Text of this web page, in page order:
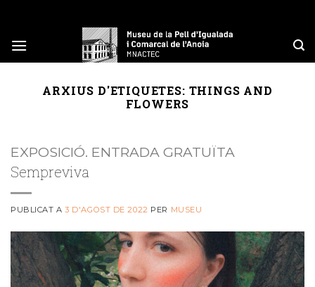
content
ARXIUS D'ETIQUETES: THINGS AND
FLOWERS
EXPOSICIÓ. ENTRADA GRATUÏTA
Sempreviva
PUBLICAT A3 D'AGOST DE 2022 PER MUSEU